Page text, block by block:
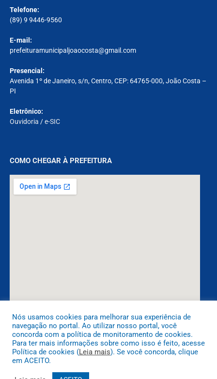
Telefone:
(89) 9 9446-9560
E-mail:
prefeituramunicipaljoaocosta@gmail.com
Presencial:
Avenida 1º de Janeiro, s/n, Centro, CEP: 64765-000, João Costa –
PI
Eletrônico:
Ouvidoria /e-SIC
COMO CHEGAR À PREFEITURA
DESENVOLVIDO POR CR2
Nós usamos cookies para melhorar sua experiência de
navegação no portal. Ao utilizar nosso portal, você
concorda com a política de monitoramento de cookies.
Para ter mais informações sobre como isso é feito, acesse
Política de cookies (Leia mais). Se você concorda, clique
em ACEITO.